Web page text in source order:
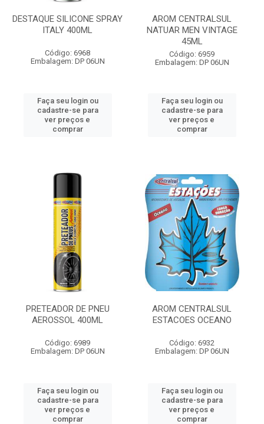
DESTAQUE SILICONE SPRAY
ITALY 400ML
Código: 6968
Embalagem: DP 06UN
Faça seu login ou
cadastre-se para
ver preços e
comprar
AROM CENTRALSUL
NATUAR MEN VINTAGE
45ML
Código: 6959
Embalagem: DP 06UN
Faça seu login ou
cadastre-se para
ver preços e
comprar
PRETEADOR DE PNEU
AEROSSOL 400ML
Código: 6989
Embalagem: DP 06UN
Faça seu login ou
cadastre-se para
ver preços e
comprar
AROM CENTRALSUL
ESTACOES OCEANO
Código: 6932
Embalagem: DP 06UN
Faça seu login ou
cadastre-se para
ver preços e
comprar